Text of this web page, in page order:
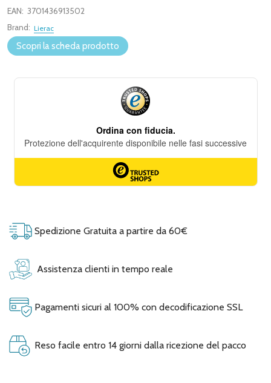
EAN: 3701436913502
Brand: Lierac
Scopri la scheda prodotto
Spedizione Gratuita a partire da 60€
Assistenza clienti in tempo reale
Pagamenti sicuri al 100% con decodificazione SSL
Reso facile entro 14 giorni dalla ricezione del pacco